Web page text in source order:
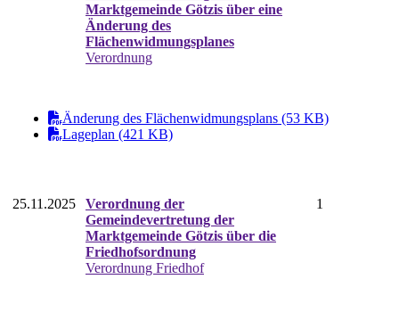
Marktgemeinde Götzis über eine
Änderung des
Flächenwidmungsplanes
Verordnung
Änderung des Flächenwidmungsplans (53 KB)
Lageplan (421 KB)
25.11.2025
Verordnung der
Gemeindevertretung der
Marktgemeinde Götzis über die
Friedhofsordnung
Verordnung Friedhof
1